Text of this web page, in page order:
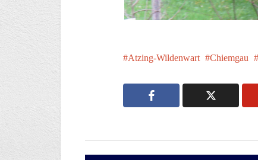
Atzing-Wildenwart Chiemgau